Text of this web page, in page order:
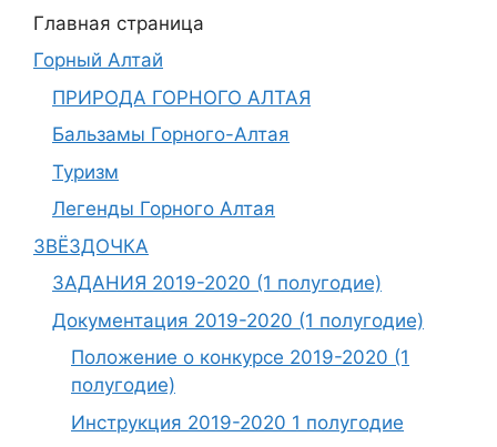
Главная страница
Горный Алтай
ПРИРОДА ГОРНОГО АЛТАЯ
Бальзамы Горного-Алтая
Туризм
Легенды Горного Алтая
ЗВЁЗДОЧКА
ЗАДАНИЯ 2019-2020 (1 полугодие)
Документация 2019-2020 (1 полугодие)
Положение о конкурсе 2019-2020 (1
полугодие)
Инструкция 2019-2020 1 полугодие